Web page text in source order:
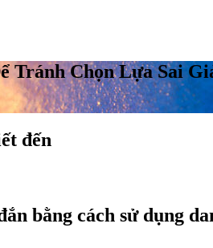
Tránh Chọn Lựa Sai
đến
bằng cách sử dụng